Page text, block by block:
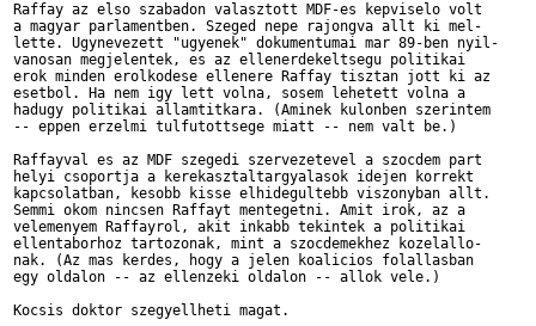
Raffay az elso szabadon valasztott MDF-es kepviselo volt
a magyar parlamentben. Szeged nepe rajongva allt ki mel-
lette. Ugynevezett "ugyenek" dokumentumai mar 89-ben nyil-
vanosan megjelentek, es az ellenerdekeltsegu politikai
erok minden erolkodese ellenere Raffay tisztan jott ki az
esetbol. Ha nem igy lett volna, sosem lehetett volna a
hadugy politikai allamtitkara. (Aminek kulonben szerintem
-- eppen erzelmi tulfutottsege miatt -- nem valt be.)
Raffayval es az MDF szegedi szervezetevel a szocdem part
helyi csoportja a kerekasztaltargyalasok idejen korrekt
kapcsolatban, kesobb kisse elhidegultebb viszonyban allt.
Semmi okom nincsen Raffayt mentegetni. Amit irok, az a
velemenyem Raffayrol, akit inkabb tekintek a politikai
ellentaborhoz tartozonak, mint a szocdemekhez kozelallo-
nak. (Az mas kerdes, hogy a jelen koalicios folallasban
egy oldalon -- az ellenzeki oldalon -- allok vele.)
Kocsis doktor szegyellheti magat.